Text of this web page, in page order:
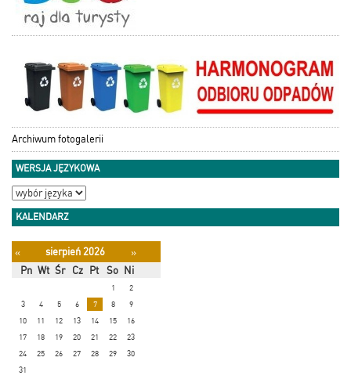
Archiwum fotogalerii
WERSJA JĘZYKOWA
KALENDARZ
« sierpień 2026
»
Pn Wt Śr Cz Pt So Ni
1
2
3
4 5 6 7 8
9
10
11 12 13 14 15
16
17
18 19 20 21 22
23
24
25 26 27 28 29
30
31